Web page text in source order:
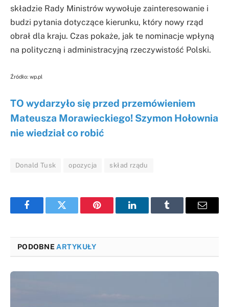
składzie Rady Ministrów wywołuje zainteresowanie i
budzi pytania dotyczące kierunku, który nowy rząd
obrał dla kraju. Czas pokaże, jak te nominacje wpłyną
na polityczną i administracyjną rzeczywistość Polski.
Źródło: wp.pl
TO wydarzyło się przed przemówieniem
Mateusza Morawieckiego! Szymon Hołownia
nie wiedział co robić
Donald Tusk opozycja skład rządu
FacebookTwitter Pinterest LinkedInTumblr Email
PODOBNEARTYKUŁY